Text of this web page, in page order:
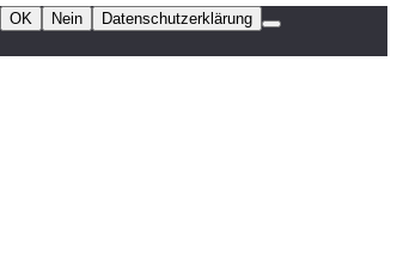
OK Nein Datenschutzerklärung